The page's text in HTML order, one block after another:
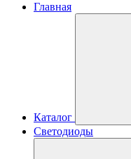
Главная
Каталог
Светодиоды